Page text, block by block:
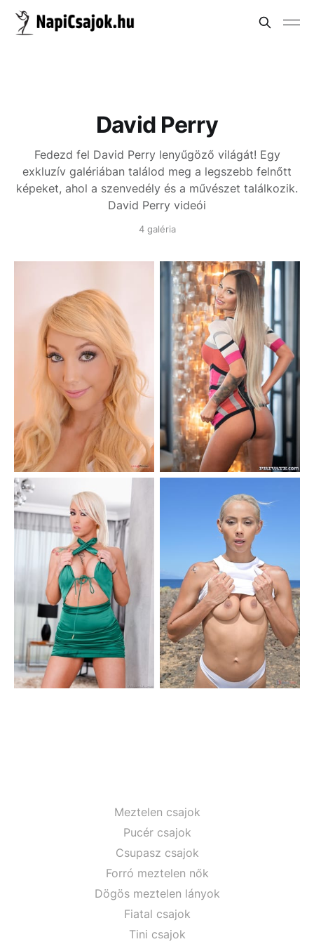
David Perry
Fedezd fel David Perry lenyűgöző világát! Egy
exkluzív galériában találod meg a legszebb felnőtt
képeket, ahol a szenvedély és a művészet találkozik.
David Perry videói
4 galéria
Meztelen csajok
Pucér csajok
Csupasz csajok
Forró meztelen nők
Dögös meztelen lányok
Fiatal csajok
Tini csajok